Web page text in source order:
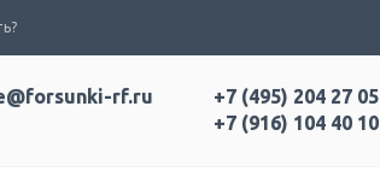
+7 (495) 204 27 05
+7 (916) 104 40 10
rf.ru